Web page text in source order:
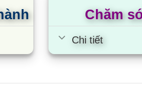
Chăm
Chi tiết